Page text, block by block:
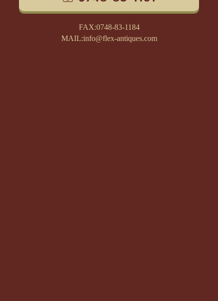
FAX:0748-83-1184
MAIL:info@flex-antiques.com